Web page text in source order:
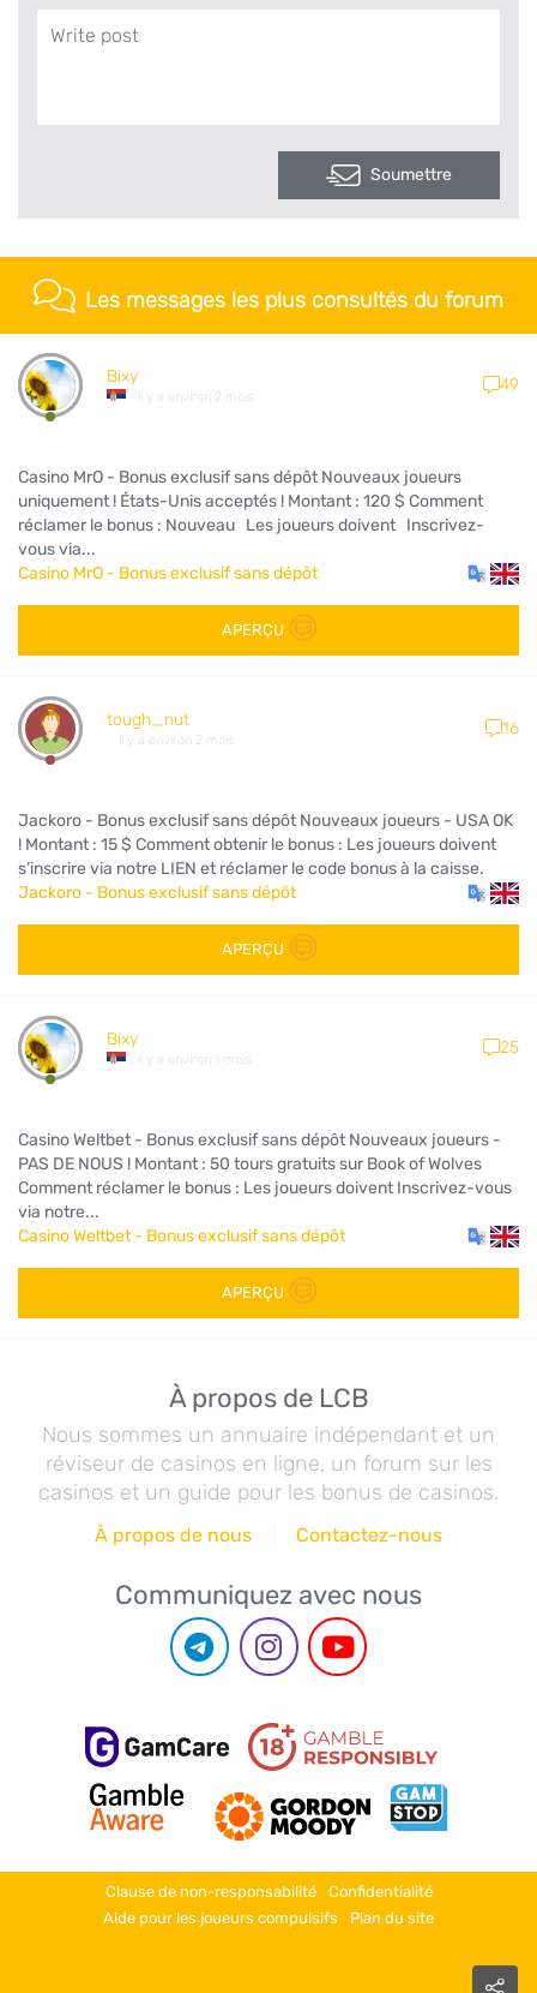
Soumettre
Les messages les plus consultés du forum
Bixy
il y a environ 2 mois
49
Casino MrO - Bonus exclusif sans dépôt Nouveaux joueurs
uniquement ! États-Unis acceptés ! Montant : 120 $ Comment
réclamer le bonus : Nouveau Les joueurs doivent Inscrivez-
vous via...
Casino MrO - Bonus exclusif sans dépôt
APERÇU
tough_nut
il y a environ 2 mois
16
Jackoro - Bonus exclusif sans dépôt Nouveaux joueurs - USA OK
! Montant : 15 $ Comment obtenir le bonus : Les joueurs doivent
s’inscrire via notre LIEN et réclamer le code bonus à la caisse.
Jackoro - Bonus exclusif sans dépôt
APERÇU
Bixy
il y a environ 1 mois
25
Casino Weltbet - Bonus exclusif sans dépôt Nouveaux joueurs -
PAS DE NOUS ! Montant : 50 tours gratuits sur Book of Wolves
Comment réclamer le bonus : Les joueurs doivent Inscrivez-vous
via notre...
Casino Weltbet - Bonus exclusif sans dépôt
APERÇU
À propos de LCB
Nous sommes un annuaire indépendant et un
réviseur de casinos en ligne, un forum sur les
casinos et un guide pour les bonus de casinos.
À propos de nous Contactez-nous
Communiquez avec nous
Clause de non-responsabilité
Confidentialité
Aide pour les joueurs compulsifs
Plan du site